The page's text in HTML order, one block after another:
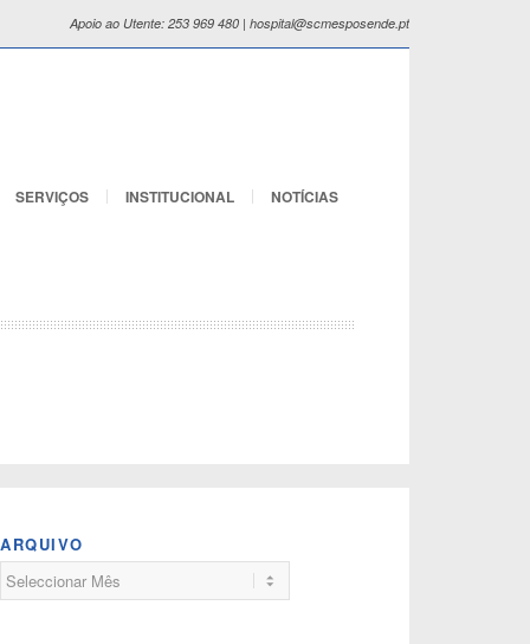
Apoio ao Utente: 253 969 480 | hospital@scmesposende.pt
SERVIÇOS INSTITUCIONAL NOTÍCIAS
ARQUIVO